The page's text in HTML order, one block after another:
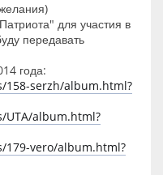
для участия в
передавать
года:
serzh/album.html?
album.html?
vero/album.html?